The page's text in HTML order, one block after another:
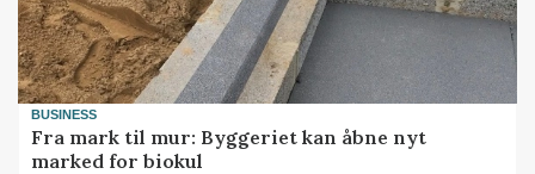
BUSINESS
Fra mark til mur: Byggeriet kan åbne nyt
marked for biokul